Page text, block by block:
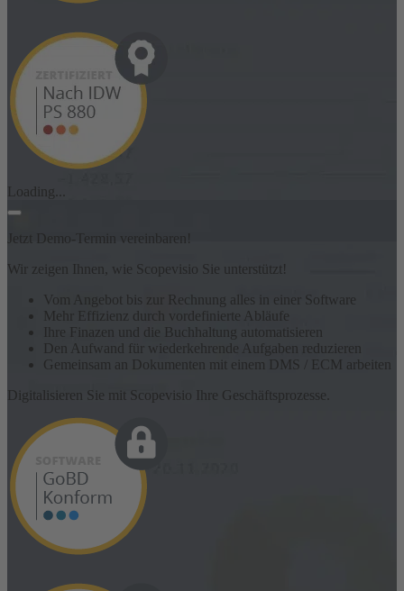
Loading...
Jetzt Demo-Termin vereinbaren!
Wir zeigen Ihnen, wie Scopevisio Sie unterstützt!
Vom Angebot bis zur Rechnung alles in einer Software
Mehr Effizienz durch vordefinierte Abläufe
Ihre Finazen und die Buchhaltung automatisieren
Den Aufwand für wiederkehrende Aufgaben reduzieren
Gemeinsam an Dokumenten mit einem DMS / ECM arbeiten
Digitalisieren Sie mit Scopevisio Ihre Geschäftsprozesse.